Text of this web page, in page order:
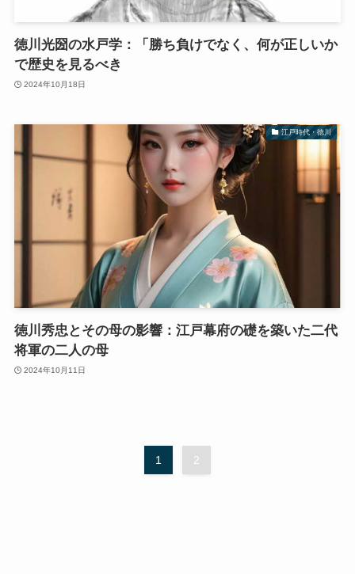
徳川光圀の水戸学：「勝ち負けでなく、何が正しいか
で歴史を見るべき
2024年10月18日
江戸時代・徳川
徳川秀忠とその母の影響：江戸幕府の礎を築いた二代
将軍の二人の母
2024年10月11日
1 2